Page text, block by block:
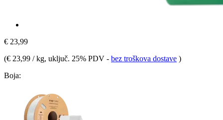
€ 23,99
(€ 23,99 / kg, uključ. 25% PDV - bez troškova dostave )
Boja: